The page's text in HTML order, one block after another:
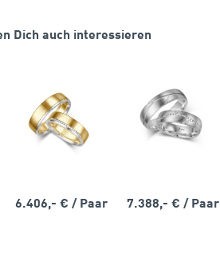
Dich auch interessieren
6.406,- €/ Paar 7.388,- €/ Paar